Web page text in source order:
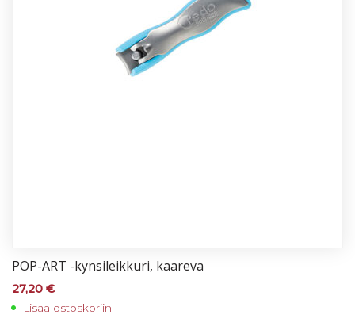
POP-ART -kyn­si­leik­ku­ri, kaa­re­va
27,20 €
Lisää ostoskoriin